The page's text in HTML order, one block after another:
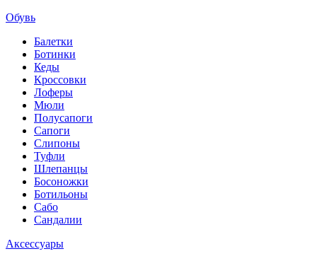
Обувь
Балетки
Ботинки
Кеды
Кроссовки
Лоферы
Мюли
Полусапоги
Сапоги
Слипоны
Туфли
Шлепанцы
Босоножки
Ботильоны
Сабо
Сандалии
Аксессуары